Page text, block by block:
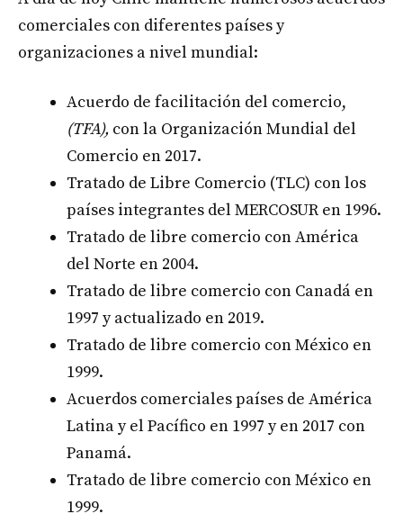
comerciales con diferentes países y
organizaciones a nivel mundial:
Acuerdo de facilitación del comercio,
(TFA), con la Organización Mundial del
Comercio en 2017.
Tratado de Libre Comercio (TLC) con los
países integrantes del MERCOSUR en 1996.
Tratado de libre comercio con América
del Norte en 2004.
Tratado de libre comercio con Canadá en
1997 y actualizado en 2019.
Tratado de libre comercio con México en
1999.
Acuerdos comerciales países de América
Latina y el Pacífico en 1997 y en 2017 con
Panamá.
Tratado de libre comercio con México en
1999.